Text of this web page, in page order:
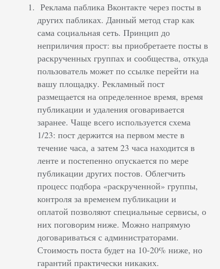
Реклама паблика Вконтакте через посты в
других пабликах. Данный метод стар как
сама социальная сеть. Принцип до
неприличия прост: вы приобретаете посты в
раскрученных группах и сообщества, откуда
пользователь может по ссылке перейти на
вашу площадку. Рекламный пост
размещается на определенное время, время
публикации и удаления оговаривается
заранее. Чаще всего используется схема
1/23: пост держится на первом месте в
течение часа, а затем 23 часа находится в
ленте и постепенно опускается по мере
публикации других постов. Облегчить
процесс подбора «раскрученной» группы,
контроля за временем публикации и
оплатой позволяют специальные сервисы, о
них поговорим ниже. Можно напрямую
договариваться с администраторами.
Стоимость поста будет на 10-20% ниже, но
гарантий практически никаких.